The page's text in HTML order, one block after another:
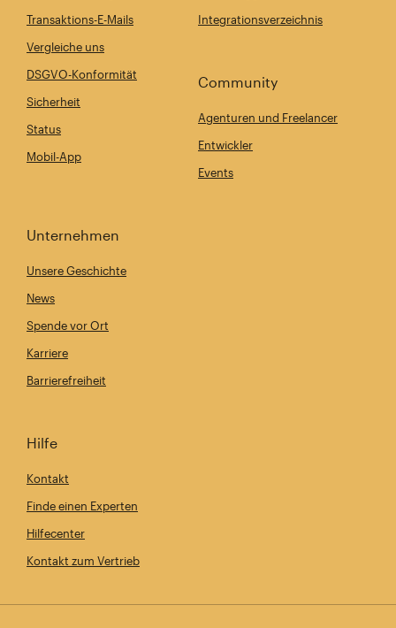
Transaktions-E-Mails
Vergleiche uns
DSGVO-Konformität
Sicherheit
Status
Mobil-App
Integrationsverzeichnis
Community
Agenturen und Freelancer
Entwickler
Events
Unternehmen
Unsere Geschichte
News
Spende vor Ort
Karriere
Barrierefreiheit
Hilfe
Kontakt
Finde einen Experten
Hilfecenter
Kontakt zum Vertrieb